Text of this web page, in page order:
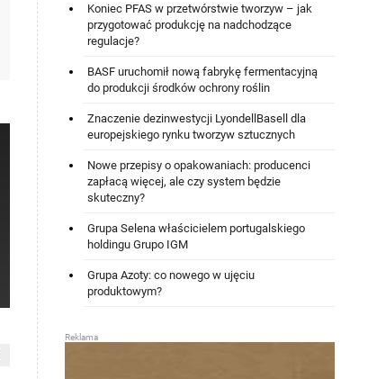
Koniec PFAS w przetwórstwie tworzyw – jak
przygotować produkcję na nadchodzące
regulacje?
BASF uruchomił nową fabrykę fermentacyjną
do produkcji środków ochrony roślin
Znaczenie dezinwestycji LyondellBasell dla
europejskiego rynku tworzyw sztucznych
Nowe przepisy o opakowaniach: producenci
zapłacą więcej, ale czy system będzie
skuteczny?
Grupa Selena właścicielem portugalskiego
holdingu Grupo IGM
Grupa Azoty: co nowego w ujęciu
produktowym?